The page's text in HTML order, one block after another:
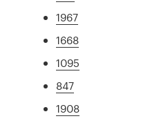
1967
1668
1095
847
1908